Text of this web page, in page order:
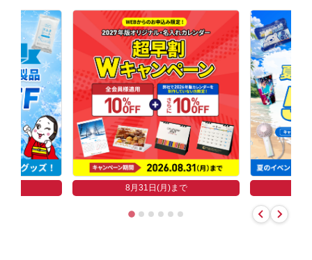
8月31日(月)まで